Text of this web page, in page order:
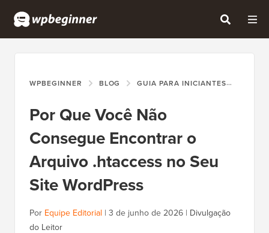
WPBEGINNER BLOG GUIA PARA INICIANTES
Por Que Você Não
Consegue Encontrar o
Arquivo .htaccess no Seu
Site WordPress
Por Equipe Editorial | 3 de junho de 2026 | Divulgação
do Leitor